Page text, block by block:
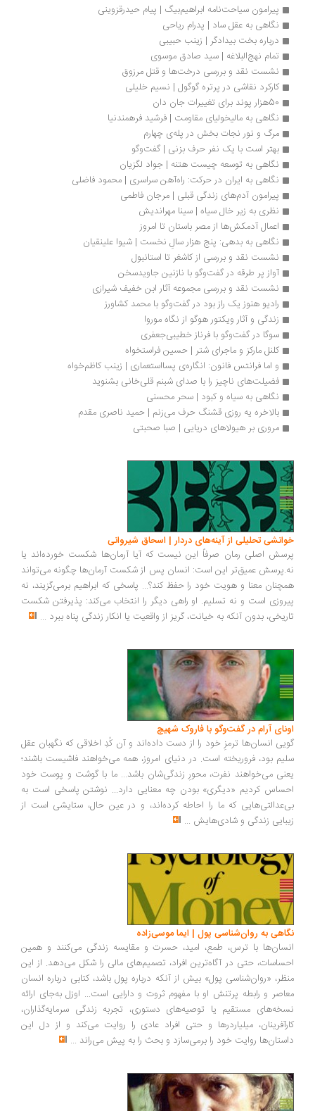
پیرامون سیاحت‌نامه ابراهیم‌بیگ | پیام حیدرقزوینی
نگاهی به عقل ساد | پدرام رياحی
درباره بخت بیدادگر | زینب حبیبی
تمام نهج‌البلاغه | سيد صادق موسوى
نشست نقد و بررسی درخت‌ها و قتل مرزوق
کارکرد نقاشی در پرتره گوگول | نسیم خلیلی
نگاهی به مالیخولیای مقاومت | فرشید فرهمندنیا
مرگ و نور نجات بخش در پله‌ی چهارم
بهتر است با یک نفر حرف بزنی | گفت‌وگو
نگاهی به توسعه چیست هتنه | جواد لگزیان
نگاهی به ایران در حرکت: راه‌آهن سراسری | محمود فاضلی
پیرامون آدم‌های زندگی قبلی | مرجان فاطمی
نظری به زیر خال سیاه | سینا مهراندیش
اعمال آدمکش‌ها از مصر باستان تا امروز
نگاهی به بدهی: پنج هزار سالِ نخست | شیوا علینقیان
نشست نقد و بررسی از کاشغر تا استانبول
آواز پر طرقه در گفت‌وگو با نازنین جاویدسخن
نشست نقد و بررسی مجموعه آثار ابن خفیف شیرازی
رادیو هنوز یک راز بود در گفت‌وگو با محمد کشاورز
زندگی و آثار ویکتور هوگو از نگاه موروا
سوگا در گفت‌وگو با فرناز خطیبی‌جعفری
کلنل مارکز و ماجرای شتر | حسین فراستخواه
و اما فرانتس فانون: انگاره‌ی پسااستعماری | زینب کاظم‌خواه
فضیلت‌های ناچیز را با صدای شبنم قلی‌خانی بشنوید
نگاهی به سیاه و کبود | سحر محسنی
بالاخره یه روزی قشنگ حرف می‌زنم | حمید ناصری مقدم
مروری بر هیولاهای دریایی | صبا صحبتی
تحلیلی از آینه‌های دردار | اسحاق شیروانی
اصلی رمان صرفاً این نیست که آیا آرمان‌ها شکست خورده‌اند یا
عمیق‌تر این است: انسان پس از شکست آرمان‌ها چگونه می‌تواند
معنا و هویت خود را حفظ کند؟... پاسخی که ابراهیم برمی‌گزیند، نه
است و نه تسلیم. او راهی دیگر را انتخاب می‌کند: پذیرفتن شکست
بدون آنکه به خیانت، گریز از واقعیت یا انکار زندگی پناه ببرد...
آرام در گفت‌وگو با فاروک شهیچ‭
انسان‌ها ترمزِ خود را از دست داده‌اند و آن کُدِ اخلاقی که نگهبان عقل
بود، فروریخته است. در دنیای امروز، همه می‌خواهند فاشیست باشند؛
می‌خواهند نفرت، محورِ زندگی‌شان باشد... ما با گوشت و پوست خود
کردیم «دیگری» بودن چه معنایی دارد... نوشتن پاسخی است به
که ما را احاطه کرده‌اند، و در عین حال، ستایشی است از
زندگی و شادی‌هایش...
به روان‌شناسی پول | ایما موسی‌زاده
با ترس، طمع، امید، حسرت و مقایسه زندگی می‌کنند و همین
حتی در آگاه‌ترین افراد، تصمیم‌های مالی را شکل می‌دهد. از این
«روان‌شناسی پول» بیش از آنکه درباره پول باشد، کتابی درباره انسان
و رابطه پرتنش او با مفهوم ثروت و دارایی است... اوزل به‌جای ارائه
مستقیم یا توصیه‌های دستوری، تجربه زندگی سرمایه‌گذاران،
میلیاردرها و حتی افراد عادی را روایت می‌کند و از دل این
روایت خود را برمی‌سازد و بحث را به پیش می‌راند...